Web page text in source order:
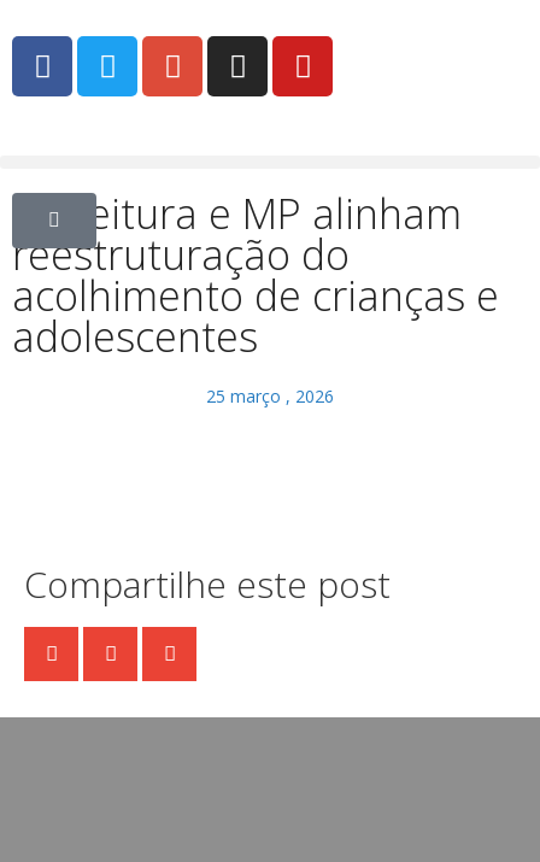
Prefeitura e MP alinham
reestruturação do
acolhimento de crianças e
adolescentes
25 março , 2026
Compartilhe este post